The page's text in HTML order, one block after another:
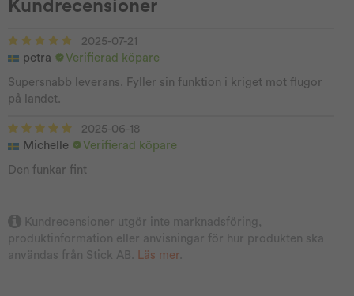
Kundrecensioner
2025-07-21
petra
Verifierad köpare
Supersnabb leverans. Fyller sin funktion i kriget mot flugor
på landet.
2025-06-18
Michelle
Verifierad köpare
Den funkar fint
Kundrecensioner utgör inte marknadsföring,
produktinformation eller anvisningar för hur produkten ska
användas från Stick AB.
Läs mer